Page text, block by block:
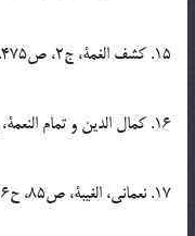
15. كشف الغمة، ج2، ص475.
16. كمال الدين و تمام النعمة، ج2، ص334، ح4.
17. نعماني، الغيبة، ص85، ح16.